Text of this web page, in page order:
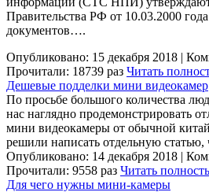
Правительства РФ от 10.03.2000
документов….
Опубликовано: 15 декабря 2018 |
Прочитали: 18739 раз Читать
Дешевые подделки мини видеокамер
По просьбе большого количества
нас наглядно продемонстрировать
мини видеокамеры от обычной
решили написать отдельную
Опубликовано: 14 декабря 2018 |
Прочитали: 9558 раз Читать
Для чего нужны мини-камеры